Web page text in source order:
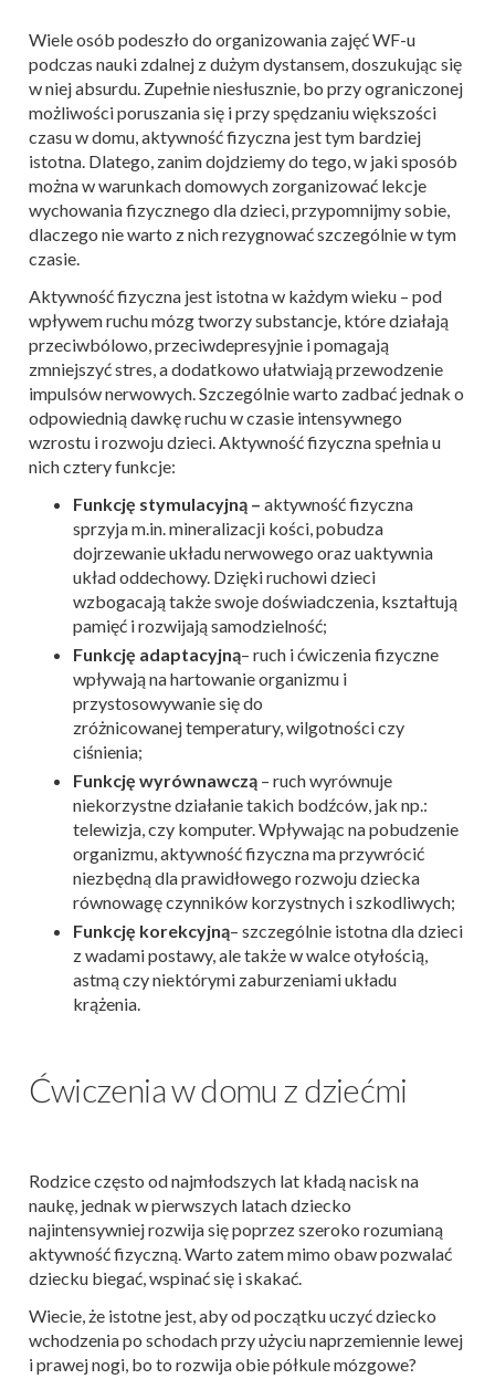
Wiele osób podeszło do organizowania zajęć WF-u
podczas nauki zdalnej z dużym dystansem, doszukując się
w niej absurdu. Zupełnie niesłusznie, bo przy ograniczonej
możliwości poruszania się i przy spędzaniu większości
czasu w domu, aktywność fizyczna jest tym bardziej
istotna. Dlatego, zanim dojdziemy do tego, w jaki sposób
można w warunkach domowych zorganizować lekcje
wychowania fizycznego dla dzieci, przypomnijmy sobie,
dlaczego nie warto z nich rezygnować szczególnie w tym
czasie.
Aktywność fizyczna jest istotna w każdym wieku – pod
wpływem ruchu mózg tworzy substancje, które działają
przeciwbólowo, przeciwdepresyjnie i pomagają
zmniejszyć stres, a dodatkowo ułatwiają przewodzenie
impulsów nerwowych. Szczególnie warto zadbać jednak o
odpowiednią dawkę ruchu w czasie intensywnego
wzrostu i rozwoju dzieci. Aktywność fizyczna spełnia u
nich cztery funkcje:
Funkcję stymulacyjną – aktywność fizyczna
sprzyja m.in. mineralizacji kości, pobudza
dojrzewanie układu nerwowego oraz uaktywnia
układ oddechowy. Dzięki ruchowi dzieci
wzbogacają także swoje doświadczenia, kształtują
pamięć i rozwijają samodzielność;
Funkcję adaptacyjną– ruch i ćwiczenia fizyczne
wpływają na hartowanie organizmu i
przystosowywanie się do
zróżnicowanej temperatury, wilgotności czy
ciśnienia;
Funkcję wyrównawczą – ruch wyrównuje
niekorzystne działanie takich bodźców, jak np.:
telewizja, czy komputer. Wpływając na pobudzenie
organizmu, aktywność fizyczna ma przywrócić
niezbędną dla prawidłowego rozwoju dziecka
równowagę czynników korzystnych i szkodliwych;
Funkcję korekcyjną– szczególnie istotna dla dzieci
z wadami postawy, ale także w walce otyłością,
astmą czy niektórymi zaburzeniami układu
krążenia.
Ćwiczenia w domu z dziećmi
Rodzice często od najmłodszych lat kładą nacisk na
naukę, jednak w pierwszych latach dziecko
najintensywniej rozwija się poprzez szeroko rozumianą
aktywność fizyczną. Warto zatem mimo obaw pozwalać
dziecku biegać, wspinać się i skakać.
Wiecie, że istotne jest, aby od początku uczyć dziecko
wchodzenia po schodach przy użyciu naprzemiennie lewej
i prawej nogi, bo to rozwija obie półkule mózgowe?